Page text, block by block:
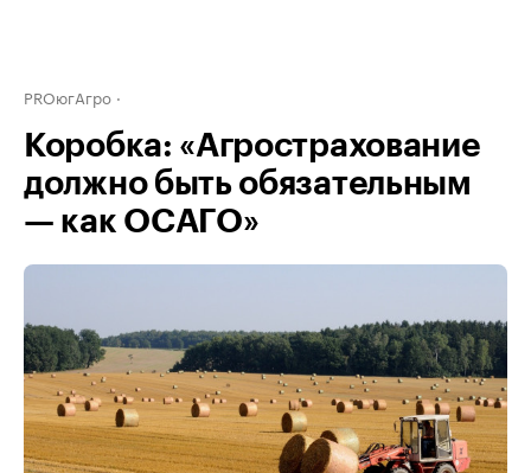
PROюгАгро
Коробка: «Агрострахование
должно быть обязательным
— как ОСАГО»